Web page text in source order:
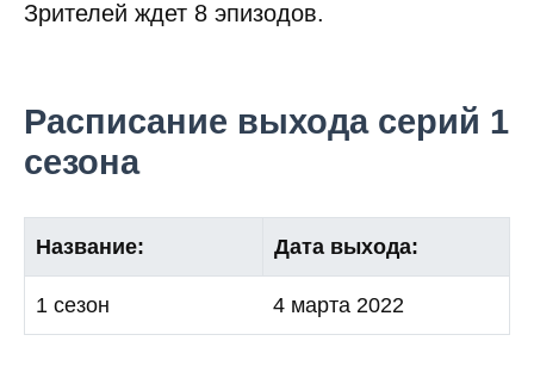
Зрителей ждет 8 эпизодов.
Расписание выхода серий 1
сезона
Название: Дата выхода:
1 сезон 4 марта 2022